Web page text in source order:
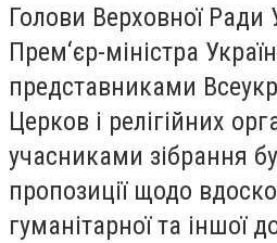
Голови Верховної Ради
Прем‘єр-міністра
представниками
Церков і релігійних
учасниками зібрання
пропозиції щодо
гуманітарної та іншої